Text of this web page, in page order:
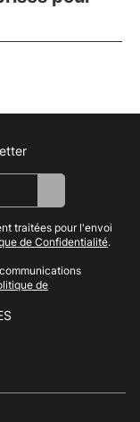
traitées pour l'envoi
de Confidentialité.
de